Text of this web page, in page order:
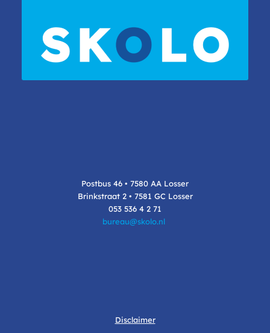
Postbus 46 • 7580 AA Losser
Brinkstraat 2 • 7581 GC Losser
053 536 4 2 71
bureau@skolo.nl
Disclaimer